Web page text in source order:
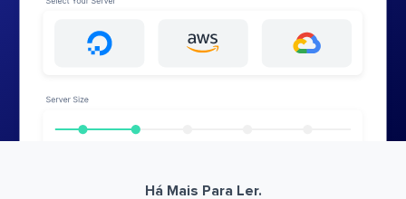
Há Mais Para Ler.